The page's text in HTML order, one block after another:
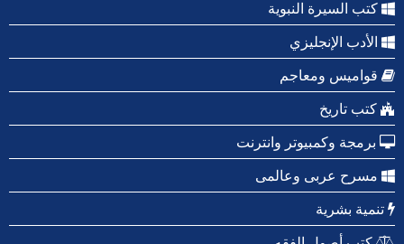
كتب السيرة النبوية
الأدب الإنجليزي
قواميس ومعاجم
كتب تاريخ
برمجة وكمبيوتر وانترنت
مسرح عربى وعالمى
تنمية بشرية